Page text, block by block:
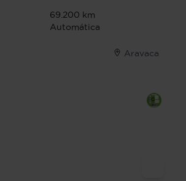
69.200 km
Automática
Aravaca